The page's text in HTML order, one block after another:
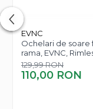
EVNC
Ochelari de soare
rama, EVNC,
Featherlight, unisex
129,99 RON
110,00 RON